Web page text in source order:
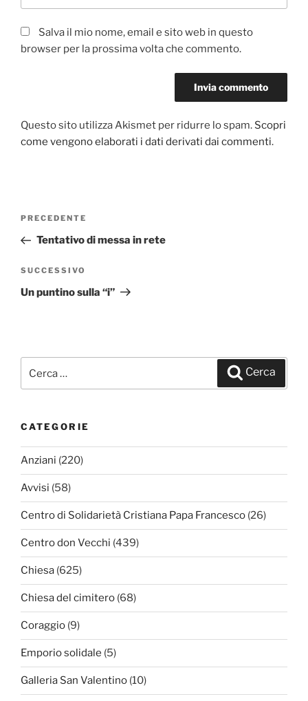
Salva il mio nome, email e sito web in questo
browser per la prossima volta che commento.
Questo sito utilizza Akismet per ridurre lo spam. Scopri
come vengono elaborati i dati derivati dai commenti.
Navigazione
Articolo
precedente:
PRECEDENTE
Tentativo di messa in rete
Articolo
successivo
SUCCESSIVO
Un puntino sulla “i”
Cerca
CATEGORIE
Anziani (220)
Avvisi (58)
Centro di Solidarietà Cristiana Papa Francesco (26)
Centro don Vecchi (439)
Chiesa (625)
Chiesa del cimitero (68)
Coraggio (9)
Emporio solidale (5)
Galleria San Valentino (10)